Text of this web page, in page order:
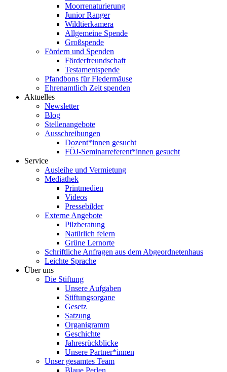
Moorrenaturierung
Junior Ranger
Wildtierkamera
Allgemeine Spende
Großspende
Fördern und Spenden
Förderfreundschaft
Testamentspende
Pfandbons für Fledermäuse
Ehrenamtlich Zeit spenden
Aktuelles
Newsletter
Blog
Stellenangebote
Ausschreibungen
Dozent*innen gesucht
FÖJ-Seminarreferent*innen gesucht
Service
Ausleihe und Vermietung
Mediathek
Printmedien
Videos
Pressebilder
Externe Angebote
Pilzberatung
Natürlich feiern
Grüne Lernorte
Schriftliche Anfragen aus dem Abgeordnetenhaus
Leichte Sprache
Über uns
Die Stiftung
Unsere Aufgaben
Stiftungsorgane
Gesetz
Satzung
Organigramm
Geschichte
Jahresrückblicke
Unsere Partner*innen
Unser gesamtes Team
Blaue Perlen